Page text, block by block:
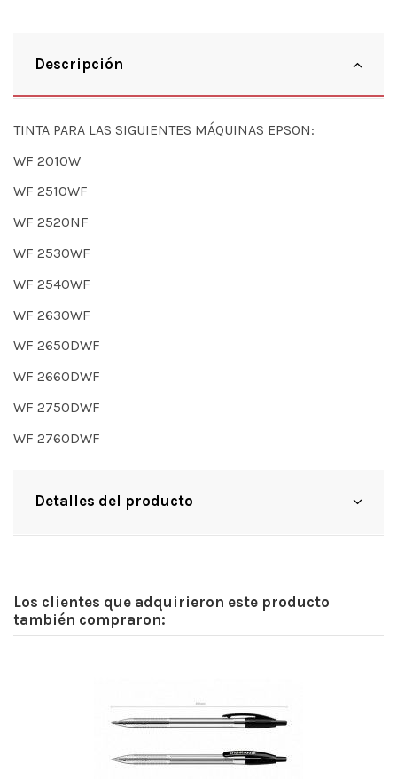
Descripción
TINTA PARA LAS SIGUIENTES MÁQUINAS EPSON:
WF 2010W
WF 2510WF
WF 2520NF
WF 2530WF
WF 2540WF
WF 2630WF
WF 2650DWF
WF 2660DWF
WF 2750DWF
WF 2760DWF
Detalles del producto
Los clientes que adquirieron este producto
también compraron: